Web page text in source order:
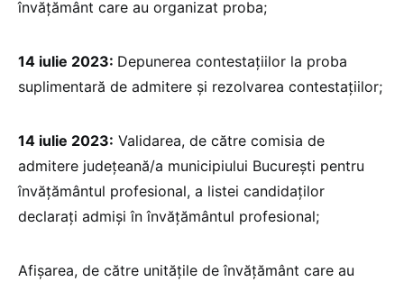
învățământ care au organizat proba;
14 iulie 2023: Depunerea contestațiilor la proba
suplimentară de admitere și rezolvarea contestațiilor;
14 iulie 2023: Validarea, de către comisia de
admitere județeană/a municipiului București pentru
învățământul profesional, a listei candidaților
declarați admiși în învățământul profesional;
Afișarea, de către unitățile de învățământ care au